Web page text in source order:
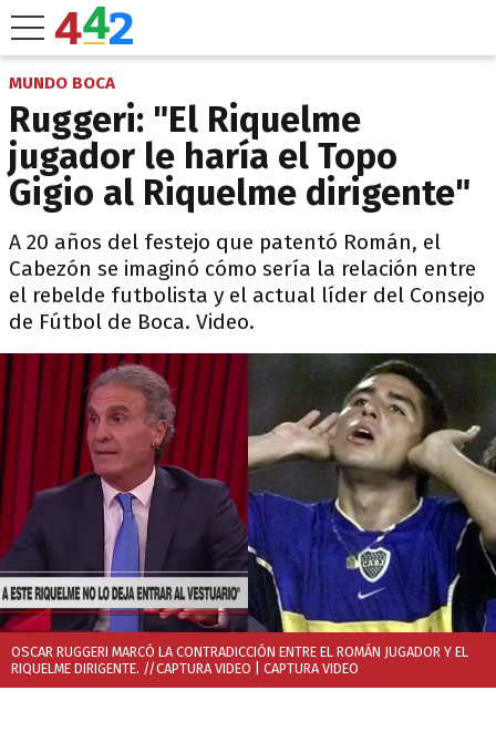
MUNDO BOCA
Ruggeri: "El Riquelme
jugador le haría el Topo
Gigio al Riquelme dirigente"
A 20 años del festejo que patentó Román, el
Cabezón se imaginó cómo sería la relación entre
el rebelde futbolista y el actual líder del Consejo
de Fútbol de Boca. Video.
OSCAR RUGGERI MARCÓ LA CONTRADICCIÓN ENTRE EL ROMÁN JUGADOR Y EL
RIQUELME DIRIGENTE. //CAPTURA VIDEO | CAPTURA VIDEO